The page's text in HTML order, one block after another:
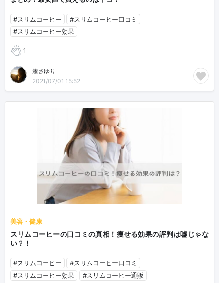
#スリムコーヒー
#スリムコーヒー口コミ
#スリムコーヒー効果
1
湊さゆり
2021/07/01 15:52
美容・健康
スリムコーヒーの口コミの真相！痩せる効果の評判は嘘じゃな
い？！
#スリムコーヒー
#スリムコーヒー口コミ
#スリムコーヒー効果
#スリムコーヒー通販